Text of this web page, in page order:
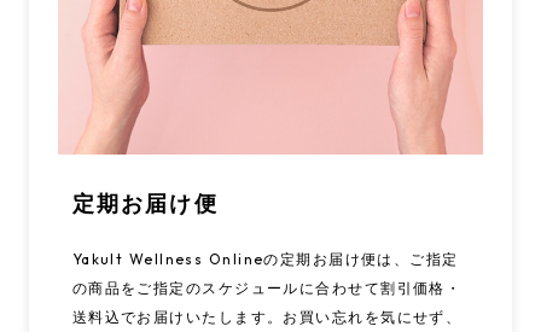
定期お届け便
Yakult Wellness Onlineの定期お届け便は、ご指定
の商品をご指定のスケジュールに合わせて割引価格・
送料込でお届けいたします。お買い忘れを気にせず、